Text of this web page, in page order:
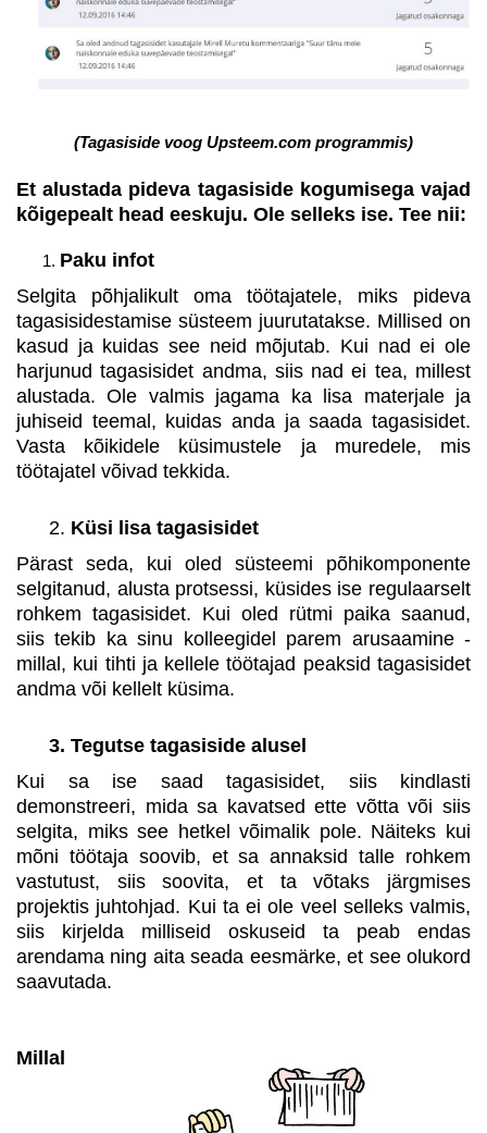
(Tagasiside voog Upsteem.com programmis)
Et alustada pideva tagasiside kogumisega vajad
kõigepealt head eeskuju. Ole selleks ise. Tee nii:
Paku infot
Selgita põhjalikult oma töötajatele, miks pideva
tagasisidestamise süsteem juurutatakse. Millised on
kasud ja kuidas see neid mõjutab. Kui nad ei ole
harjunud tagasisidet andma, siis nad ei tea, millest
alustada. Ole valmis jagama ka lisa materjale ja
juhiseid teemal, kuidas anda ja saada tagasisidet.
Vasta kõikidele küsimustele ja muredele, mis
töötajatel võivad tekkida.
2. Küsi lisa tagasisidet
Pärast seda, kui oled süsteemi põhikomponente
selgitanud, alusta protsessi, küsides ise regulaarselt
rohkem tagasisidet. Kui oled rütmi paika saanud,
siis tekib ka sinu kolleegidel parem arusaamine -
millal, kui tihti ja kellele töötajad peaksid tagasisidet
andma või kellelt küsima.
3. Tegutse tagasiside alusel
Kui sa ise saad tagasisidet, siis kindlasti
demonstreeri, mida sa kavatsed ette võtta või siis
selgita, miks see hetkel võimalik pole. Näiteks kui
mõni töötaja soovib, et sa annaksid talle rohkem
vastutust, siis soovita, et ta võtaks järgmises
projektis juhtohjad. Kui ta ei ole veel selleks valmis,
siis kirjelda milliseid oskuseid ta peab endas
arendama ning aita seada eesmärke, et see olukord
saavutada.
Millal